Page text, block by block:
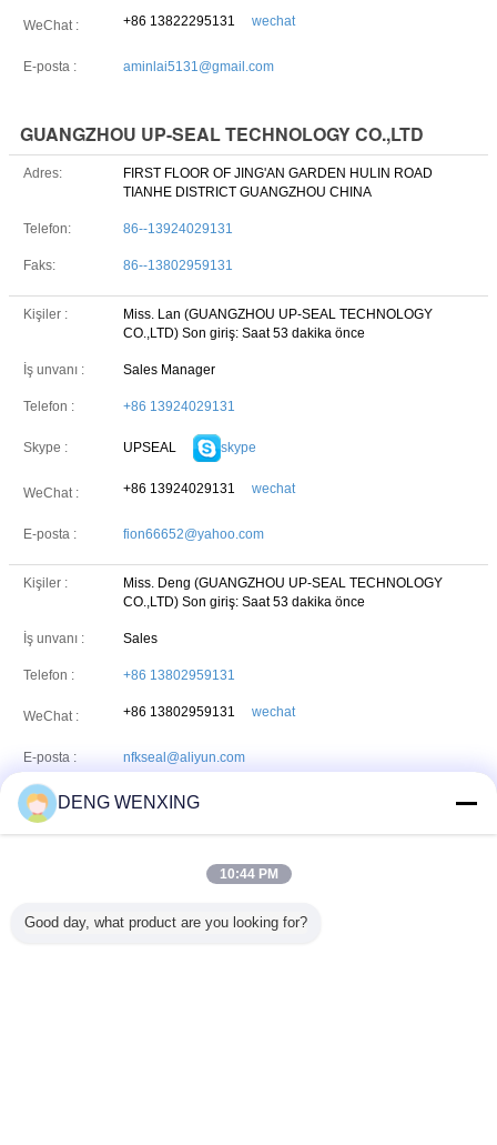
WeChat : +86 13822295131 wechat
E-posta : aminlai5131@gmail.com
GUANGZHOU UP-SEAL TECHNOLOGY CO.,LTD
Adres:
FIRST FLOOR OF JING'AN GARDEN HULIN ROAD
TIANHE DISTRICT GUANGZHOU CHINA
Telefon: 86--13924029131
Faks: 86--13802959131
Kişiler :
Miss. Lan (GUANGZHOU UP-SEAL TECHNOLOGY
CO.,LTD) Son giriş: Saat 53 dakika önce
İş unvanı : Sales Manager
Telefon : +86 13924029131
Skype : UPSEAL skype
WeChat : +86 13924029131 wechat
E-posta : fion66652@yahoo.com
Kişiler :
Miss. Deng (GUANGZHOU UP-SEAL TECHNOLOGY
CO.,LTD) Son giriş: Saat 53 dakika önce
İş unvanı : Sales
Telefon : +86 13802959131
WeChat : +86 13802959131 wechat
E-posta : nfkseal@aliyun.com
HONFOOK CO.,LIMITED
Unit 04-05 16th floor,The Broadway No45-62 Lockhart
Telefon: 86--13924029131
DENG WENXING
10:44 PM
Good day, what product are you looking for?